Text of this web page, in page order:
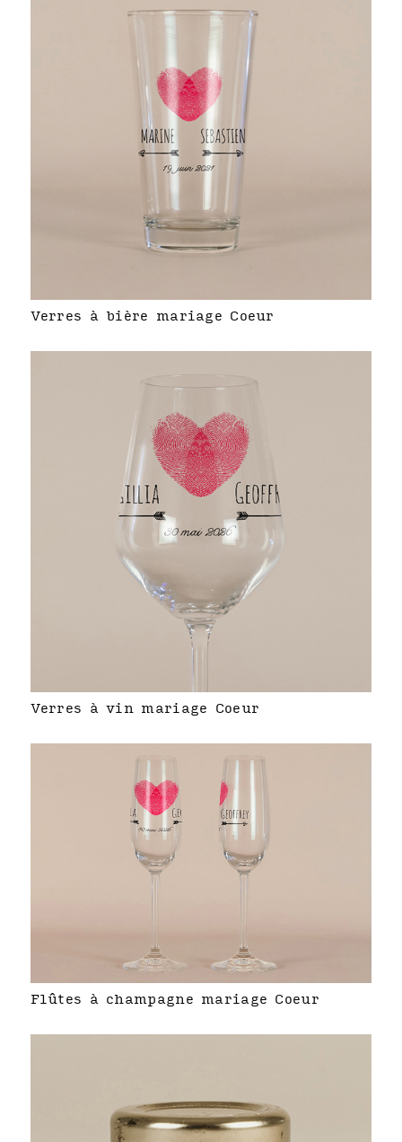
Verres à bière mariage Coeur
Verres à vin mariage Coeur
Flûtes à champagne mariage Coeur